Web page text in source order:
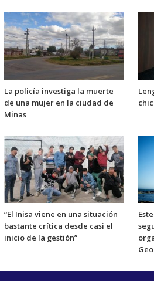
La policía investiga la muerte
de una mujer en la ciudad de
Minas
“El Inisa viene en una situación
bastante crítica desde casi el
inicio de la gestión”